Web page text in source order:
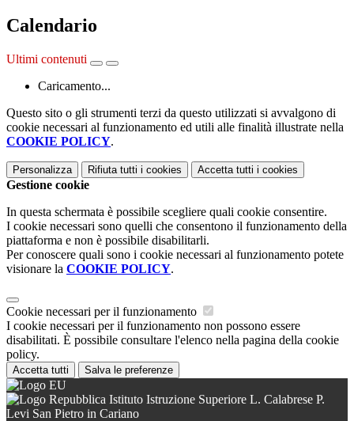
Calendario
Ultimi contenuti
Caricamento...
Questo sito o gli strumenti terzi da questo utilizzati si avvalgono di
cookie necessari al funzionamento ed utili alle finalità illustrate nella
COOKIE POLICY.
Personalizza Rifiuta tutti i cookies Accetta tutti i cookies
Gestione cookie
In questa schermata è possibile scegliere quali cookie consentire.
I cookie necessari sono quelli che consentono il funzionamento della
piattaforma e non è possibile disabilitarli.
Per conoscere quali sono i cookie necessari al funzionamento potete
visionare la COOKIE POLICY.
Cookie necessari per il funzionamento
I cookie necessari per il funzionamento non possono essere
disabilitati. È possibile consultare l'elenco nella pagina della cookie
policy.
Accetta tutti Salva le preferenze
Istituto Istruzione Superiore L. Calabrese P.
Levi San Pietro in Cariano